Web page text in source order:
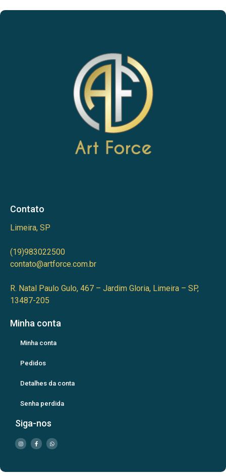
Contato
Limeira, SP
(19)983022500
contato@artforce.com.br
R. Natal Paulo Gulo, 467 – Jardim Gloria, Limeira – SP,
13487-205
Minha conta
Minha conta
Pedidos
Detalhes da conta
Senha perdida
Siga-nos